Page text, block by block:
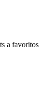
a favoritos